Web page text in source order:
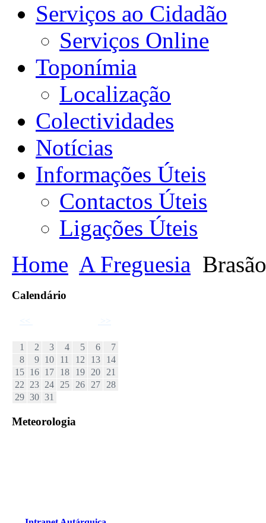
Serviços ao Cidadão
Serviços Online
Toponímia
Localização
Colectividades
Notícias
Informações Úteis
Contactos Úteis
Ligações Úteis
Home A Freguesia
Calendário
<<
>>
1
2 3 4 5 6
7
8
9 10 11 12 13
14
15 16 17 18 19 20
21
22 23 24 25 26 27
28
29 30 31
Meteorologia